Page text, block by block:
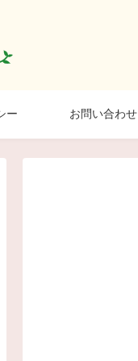
ー お問い合わせ